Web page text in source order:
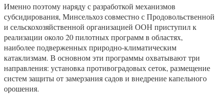
Именно поэтому наряду с разработкой механизмов
субсидирования, Минсельхоз совместно с Продовольственной
и сельскохозяйственной организацией ООН приступил к
реализации около 20 пилотных программ в областях,
наиболее подверженных природно-климатическим
катаклизмам. В основном эти программы охватывают три
направления: установка противоградовых сеток, размещение
систем защиты от замерзания садов и внедрение капельного
орошения.